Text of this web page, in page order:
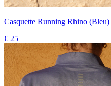
Casquette Running Rhino (Bleu)
€ 25